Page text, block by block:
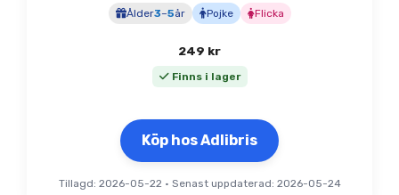
Ålder3–5år Pojke Flicka
249 kr
Finns i lager
Köp hos Adlibris
Tillagd: 2026-05-22 • Senast uppdaterad: 2026-05-24